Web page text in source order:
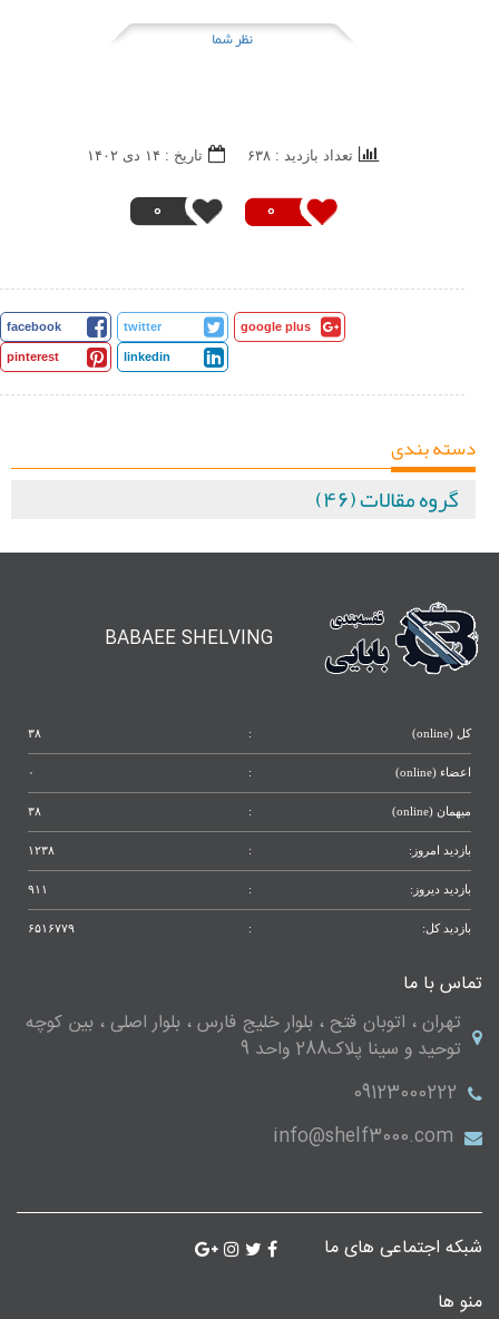
نظر شما
0
0
تعداد بازدید : ۶۳۸ تاريخ : ۱۴ دی ۱۴۰۲
facebook twitter google plus
pinterest linkedin
دسته بندی
گروه مقالات (۴۶)
BABAEE SHELVING
کل (online) : ۳۸
اعضاء (online) : ۰
میهمان (online) : ۳۸
بازدید امروز: : ۱۲۳۸
بازدید دیروز: : ۹۱۱
بازدید کل: : ۶۵۱۶۷۷۹
تماس با ما
تهران ، اتوبان فتح ، بلوار خلیج فارس ، بلوار اصلی ، بین کوچه
توحید و سینا پلاک288 واحد 9
09123000222
info@shelf3000.com
شبکه اجتماعی های ما
منو ها